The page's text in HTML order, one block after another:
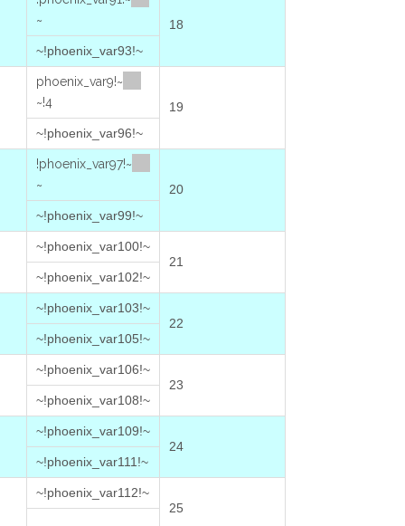
18
~
~!phoenix_var93!~
19
~!phoenix_var9
4!~
~!phoenix_var96!~
20
~!phoenix_var97!
~
~!phoenix_var99!~
21
~!phoenix_var100!~
~!phoenix_var102!~
22
~!phoenix_var103!~
~!phoenix_var105!~
23
~!phoenix_var106!~
~!phoenix_var108!~
24
~!phoenix_var109!~
~!phoenix_var111!~
25
~!phoenix_var112!~